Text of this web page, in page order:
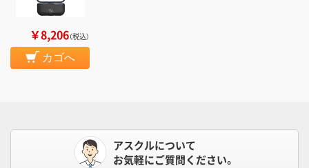
￥8,206（税込）
カゴへ
アスクルについて
お気軽にご質問ください。